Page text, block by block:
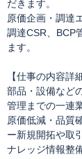
だきます。
原価企画・調達
調達CSR、BCP
ます。
【仕事の内容詳
部品・設備など
管理までの一連
原価低減・品質
ー新規開拓や取
ナレッジ情報整